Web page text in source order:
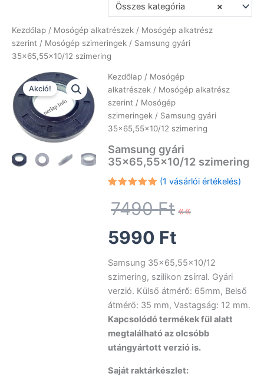
×
Összes kategória
Kezdőlap / Mosógép alkatrészek / Mosógép alkatrész
szerint / Mosógép szimeringek / Samsung gyári
35×65,55×10/12 szimering
Akció!
Kezdőlap / Mosógép
alkatrészek / Mosógép alkatrész
szerint / Mosógép
szimeringek / Samsung gyári
35×65,55×10/12 szimering
Samsung gyári
35×65,55×10/12 szimering
5.00 az 5-
ből,
(1 vásárlói értékelés)
7490Ft
Original
was:
7490 Ft.
5990 Ft
price
is:
5990 Ft.
Samsung 35×65,55×10/12
szimering, szilikon zsírral. Gyári
verzió. Külső átmérő: 65mm, Belső
átmérő: 35 mm, Vastagság: 12 mm.
Kapcsolódó termékek fül alatt
megtalálható az olcsóbb
utángyártott verzió is.
Saját raktárkészlet: